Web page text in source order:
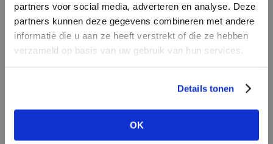
partners voor social media, adverteren en analyse. Deze
partners kunnen deze gegevens combineren met andere
informatie die u aan ze heeft verstrekt of die ze hebben
verzameld op basis van uw gebruik van hun services.
Details tonen
OK
Wachtwoord
INLOGGEN
NOG GEEN ACCOUNT?
MERK
MERK